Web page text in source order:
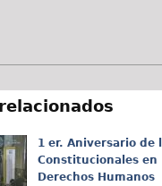
1 er. Aniversario de
Constitucionales en
Derechos Humanos